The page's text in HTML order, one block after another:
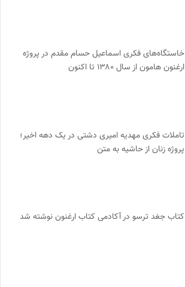
خاستگاه‌های فکری اسماعیل حسام مقدم در پروژه
ارغنون هامون از سال ۱۳۸۰ تا اکنون
تاملات فکری مهدیه امیری دشتی در یک دهه اخیر؛
پروژه زنان از حاشیه به متن
کتاب جغد ترسو در آکادمی کتاب ارغنون نوشته شد